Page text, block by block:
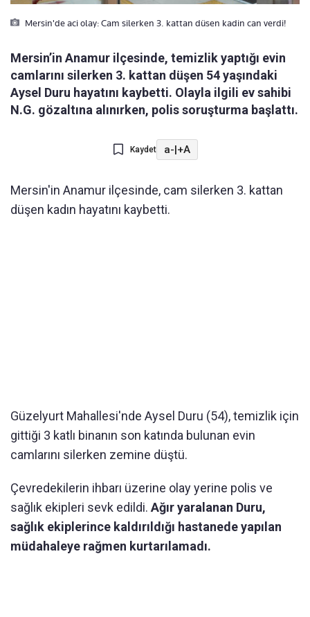
Mersin'de aci olay: Cam silerken 3. kattan düsen kadin can verdi!
Mersin’in Anamur ilçesinde, temizlik yaptığı evin
camlarını silerken 3. kattan düşen 54 yaşındaki
Aysel Duru hayatını kaybetti. Olayla ilgili ev sahibi
N.G. gözaltına alınırken, polis soruşturma başlattı.
Kaydet a-|+A
Mersin'in Anamur ilçesinde, cam silerken 3. kattan
düşen kadın hayatını kaybetti.
Güzelyurt Mahallesi'nde Aysel Duru (54), temizlik için
gittiği 3 katlı binanın son katında bulunan evin
camlarını silerken zemine düştü.
Çevredekilerin ihbarı üzerine olay yerine polis ve
sağlık ekipleri sevk edildi. Ağır yaralanan Duru,
sağlık ekiplerince kaldırıldığı hastanede yapılan
müdahaleye rağmen kurtarılamadı.